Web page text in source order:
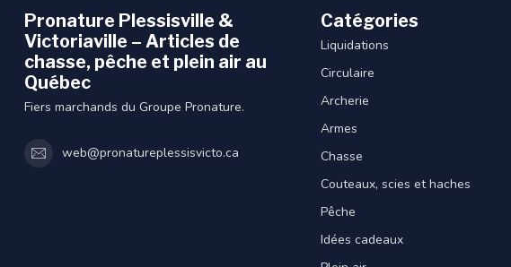
Pronature Plessisville &
Victoriaville – Articles de
chasse, pêche et plein air au
Québec
Fiers marchands du Groupe Pronature.
web@pronatureplessisvicto.ca
Catégories
Liquidations
Circulaire
Archerie
Armes
Chasse
Couteaux, scies et haches
Pêche
Idées cadeaux